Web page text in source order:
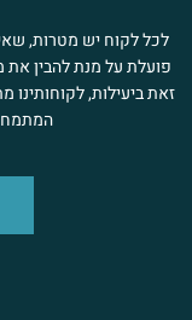
לכל לקוח יש מטרות,
פועלת על מנת להבין